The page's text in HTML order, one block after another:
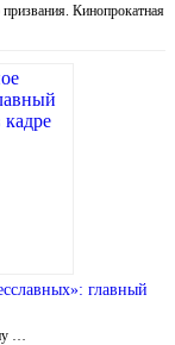
Кинопрокатная
главный
…